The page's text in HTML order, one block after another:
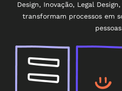
Design, Inovação, Legal
transformam processos em